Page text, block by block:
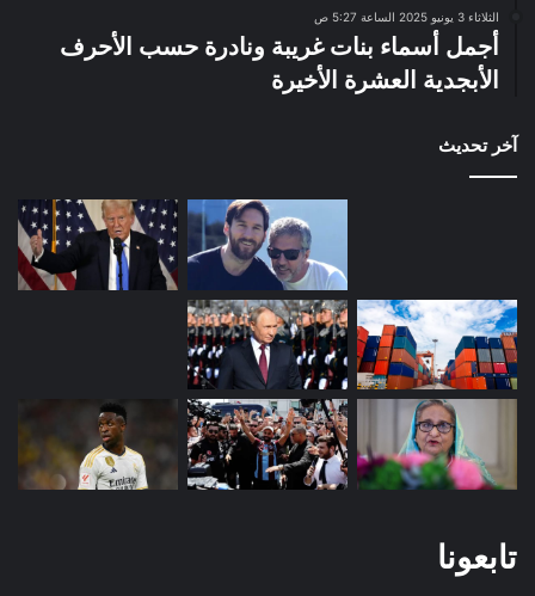
الثلاثاء 3 يونيو 2025 الساعة 5:27 ص
أجمل أسماء بنات غريبة ونادرة حسب الأحرف
الأبجدية العشرة الأخيرة
آخر تحديث
تابعونا